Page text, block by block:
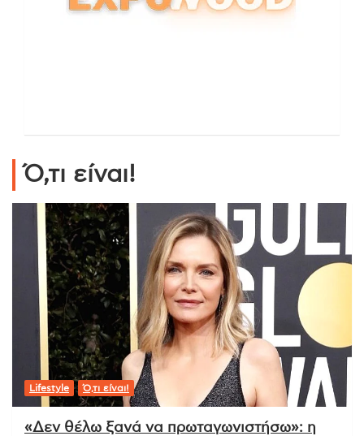
Ό,τι είναι!
Lifestyle Ό,τι είναι!
«Δεν θέλω ξανά να πρωταγωνιστήσω»: η